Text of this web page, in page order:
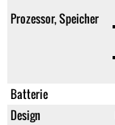
Prozessor, Speicher
Batterie
Design